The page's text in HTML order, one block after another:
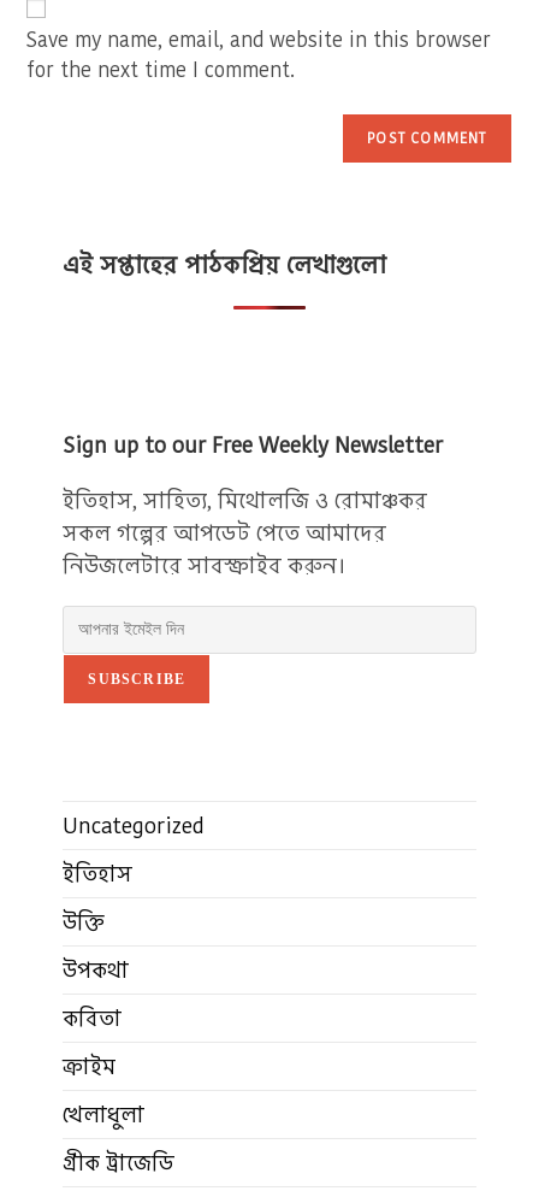
(optional)
Save my name, email, and website in this browser
for the next time I comment.
এই সপ্তাহের পাঠকপ্রিয় লেখাগুলো
Sign up to our Free Weekly Newsletter
ইতিহাস, সাহিত্য, মিথোলজি ও রোমাঞ্চকর
সকল গল্পের আপডেট পেতে আমাদের
নিউজলেটারে সাবস্ক্রাইব করুন।
SUBSCRIBE
Uncategorized
ইতিহাস
উক্তি
উপকথা
কবিতা
ক্রাইম
খেলাধুলা
গ্রীক ট্রাজেডি